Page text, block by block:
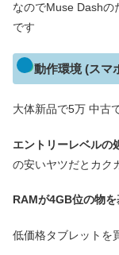
なのでMuse Dashの
です
動作環境 (スマ
大体新品で5万 中古
エントリーレベルの
の安いヤツだとカク
RAMが4GB位の物
低価格タブレットを